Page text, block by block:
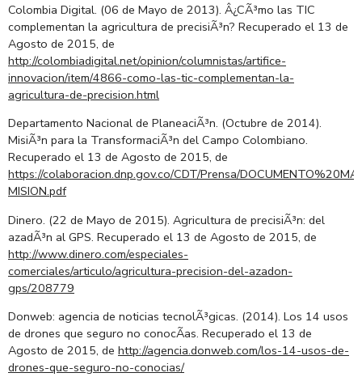
Colombia Digital. (06 de Mayo de 2013). Â¿CÃ³mo las TIC
complementan la agricultura de precisiÃ³n? Recuperado el 13 de
Agosto de 2015, de
http://colombiadigital.net/opinion/columnistas/artifice-
innovacion/item/4866-como-las-tic-complementan-la-
agricultura-de-precision.html
Departamento Nacional de PlaneaciÃ³n. (Octubre de 2014).
MisiÃ³n para la TransformaciÃ³n del Campo Colombiano.
Recuperado el 13 de Agosto de 2015, de
https://colaboracion.dnp.gov.co/CDT/Prensa/
MISION.pdf
Dinero. (22 de Mayo de 2015). Agricultura de precisiÃ³n: del
azadÃ³n al GPS. Recuperado el 13 de Agosto de 2015, de
http://www.dinero.com/especiales-
comerciales/articulo/agricultura-precision-del-azadon-
gps/208779
Donweb: agencia de noticias tecnolÃ³gicas. (2014). Los 14 usos
de drones que seguro no conocÃ­as. Recuperado el 13 de
Agosto de 2015, de http://agencia.donweb.com/los-14-usos-de-
drones-que-seguro-no-conocias/